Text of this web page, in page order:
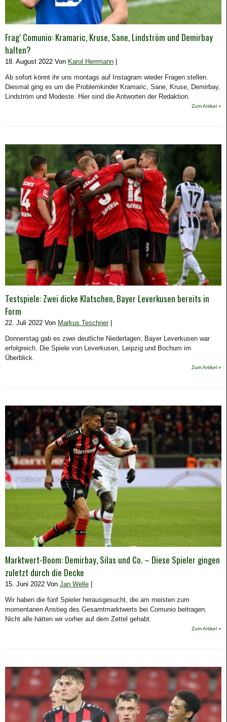
Frag‘ Comunio: Kramaric, Kruse, Sane, Lindström und Demirbay
halten?
18. August 2022 Von Karol Herrmann
Ab sofort könnt ihr uns montags auf Instagram wieder Fragen stellen.
Diesmal ging es um die Problemkinder Kramaric, Sane, Kruse, Demirbay,
Lindström und Modeste. Hier sind die Antworten der Redaktion.
Zum Artikel »
Testspiele: Zwei dicke Klatschen, Bayer Leverkusen bereits in
Form
22. Juli 2022 Von Markus Teschner|
Donnerstag gab es zwei deutliche Niederlagen, Bayer Leverkusen war
erfolgreich. Die Spiele von Leverkusen, Leipzig und Bochum im
Überblick.
Zum Artikel »
Marktwert-Boom: Demirbay, Silas und Co. – Diese Spieler gingen
zuletzt durch die Decke
15. Juni 2022 Von Jan Welle
Wir haben die fünf Spieler herausgesucht, die am meisten zum
momentanen Anstieg des Gesamtmarktwerts bei Comunio beitragen.
Nicht alle hätten wir vorher auf dem Zettel gehabt.
Zum Artikel »